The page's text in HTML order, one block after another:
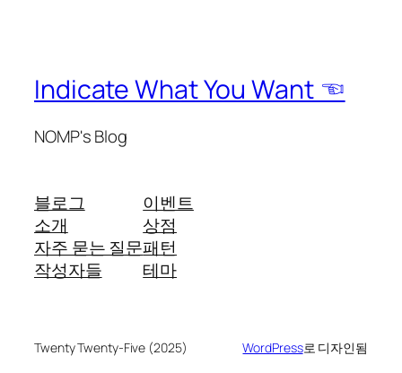
Indicate What You Want ☜
NOMP's Blog
블로그
소개
자주 묻는 질문
작성자들
이벤트
상점
패턴
테마
Twenty Twenty-Five (2025) WordPress로 디자인됨